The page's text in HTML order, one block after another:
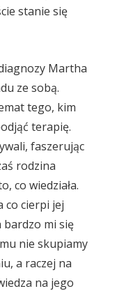
stanie się
Martha
ze sobą.
tego, kim
terapię.
faszerując
rodzina
co wiedziała.
co cierpi jej
mi się
nie skupiamy
a raczej na
na jego